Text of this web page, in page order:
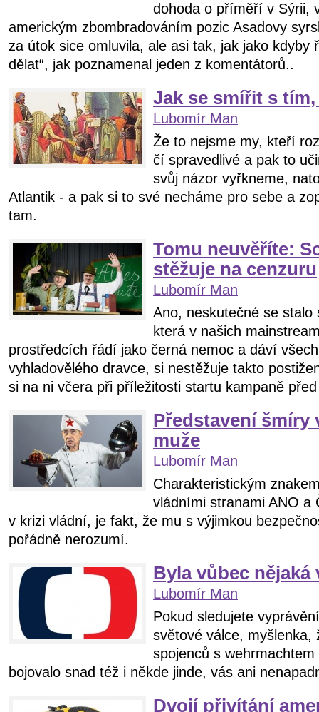
dohoda o příměří v Sýrii,
americkým zbombradováním pozic Asadovy
za útok sice omluvila, ale asi tak, jak jako kdyby
dělat“, jak poznamenal jeden z komentátorů..
Jak se smířit s
Lubomír Man
Že to nejsme my, kteří
čí spravedlivé a pak to
svůj názor vyřkneme,
Atlantik - a pak si to své necháme pro sebe a
tam.
Tomu neuvěříte:
stěžuje na cenzuru
Lubomír Man
Ano, neskutečné se
která v našich
prostředcích řádí jako černá nemoc a dáví
vyhladovělého dravce, si nestěžuje takto
si na ni včera při příležitosti startu kampaně
Představení šmíry
muže
Lubomír Man
Charakteristickým
vládními stranami ANO a
v krizi vládní, je fakt, že mu s výjimkou
pořádně nerozumí.
Byla vůbec
Lubomír Man
Pokud sledujete
světové válce, myšlenka,
spojenců s
bojovalo snad též i někde jinde, vás ani
Dvojí přivítání